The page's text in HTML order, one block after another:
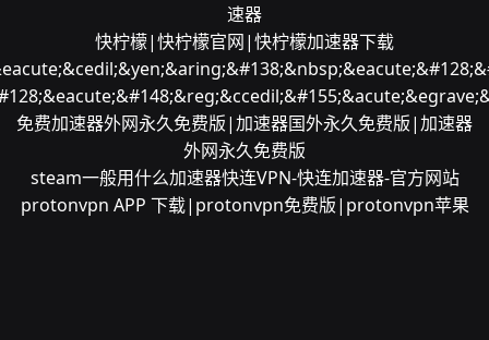
速器
快柠檬|快柠檬官网|快柠檬加速器下载
免费加速器外网永久免费版|加速器国外永久免费版|加速器
外网永久免费版
steam一般用什么加速器快连VPN-快连加速器-官方网站
protonvpn APP 下载|protonvpn免费版|protonvpn苹果